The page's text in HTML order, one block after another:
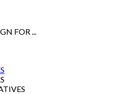
FOR ...